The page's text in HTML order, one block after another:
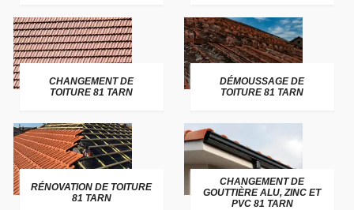
CHANGEMENT DE
TOITURE 81 TARN
DÉMOUSSAGE DE
TOITURE 81 TARN
RÉNOVATION DE TOITURE
81 TARN
CHANGEMENT DE
GOUTTIÈRE ALU, ZINC ET
PVC 81 TARN